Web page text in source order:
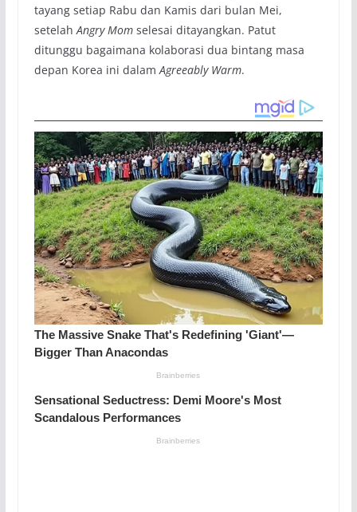
tayang setiap Rabu dan Kamis dari bulan Mei,
setelah Angry Momselesai ditayangkan. Patut
ditunggu bagaimana kolaborasi dua bintang masa
depan Korea ini dalam Agreeably Warm.